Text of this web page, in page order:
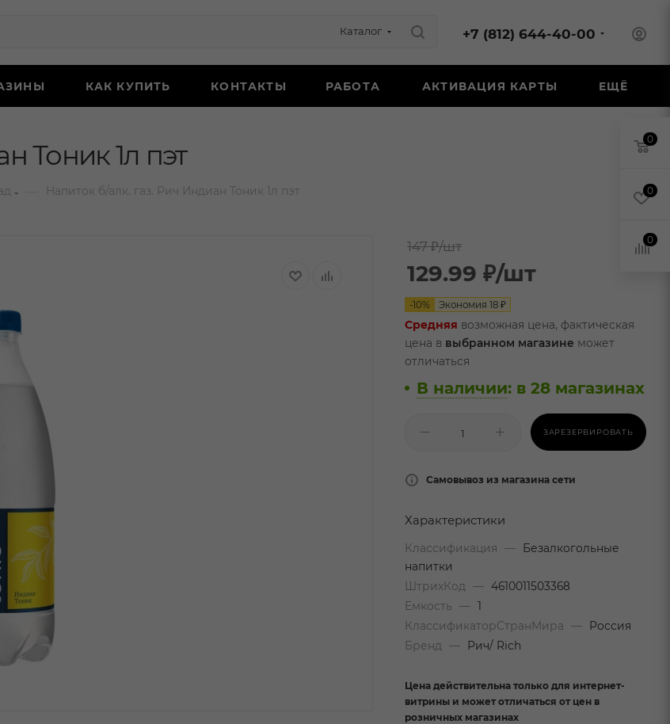
Каталог +7 (812) 644-40-00
КАК КУПИТЬ КОНТАКТЫ РАБОТА АКТИВАЦИЯ КАРТЫ ЕЩЁ
Тоник 1л пэт
Напиток б/алк. газ. Рич Индиан Тоник 1л пэт
147 ₽/шт
129.99 ₽/шт
-10% Экономия 18 ₽
Средняя возможная цена, фактическая
цена в выбранном магазине может
отличаться
В наличии: в 28 магазинах
ЗАРЕЗЕРВИРОВАТЬ
Самовывоз из магазина сети
Характеристики
Классификация —
Безалкогольные
напитки
ШтрихКод
— 4610011503368
Емкость
— 1
КлассификаторСтранМира
—
Россия
Бренд
— Рич/ Rich
Цена действительна только для интернет-
витрины и может отличаться от цен в
розничных магазинах
0
0
0